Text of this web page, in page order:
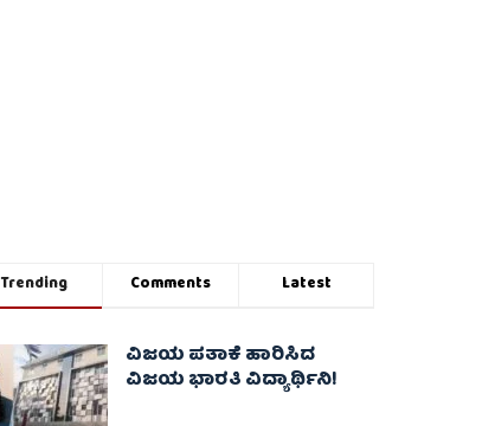
Trending Comments Latest
ವಿಜಯ ಪತಾಕೆ ಹಾರಿಸಿದ
ವಿಜಯ ಭಾರತಿ ವಿದ್ಯಾರ್ಥಿನಿ!